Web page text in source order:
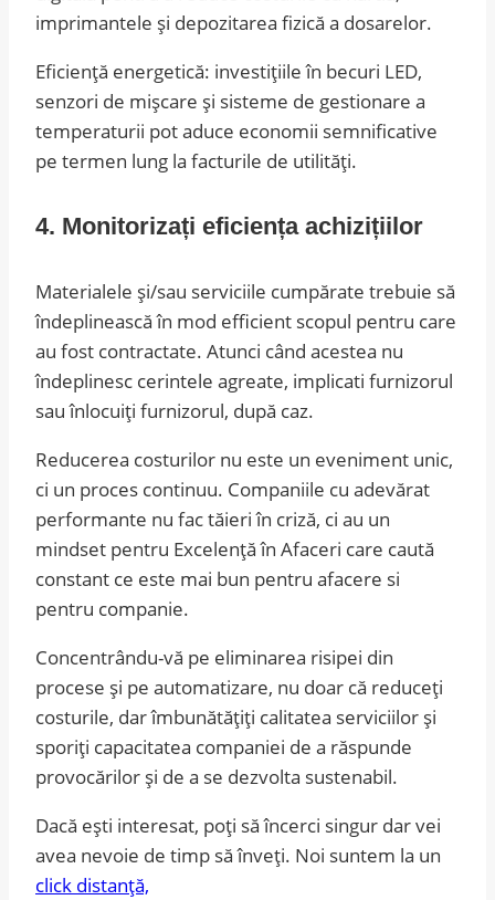
imprimantele și depozitarea fizică a dosarelor.
Eficiență energetică: investițiile în becuri LED,
senzori de mișcare și sisteme de gestionare a
temperaturii pot aduce economii semnificative
pe termen lung la facturile de utilități.
4. Monitorizați eficiența achizițiilor
Materialele și/sau serviciile cumpărate trebuie să
îndeplinească în mod efficient scopul pentru care
au fost contractate. Atunci când acestea nu
îndeplinesc cerintele agreate, implicati furnizorul
sau înlocuiți furnizorul, după caz.
Reducerea costurilor nu este un eveniment unic,
ci un proces continuu. Companiile cu adevărat
performante nu fac tăieri în criză, ci au un
mindset pentru Excelență în Afaceri care caută
constant ce este mai bun pentru afacere si
pentru companie.
Concentrându-vă pe eliminarea risipei din
procese și pe automatizare, nu doar că reduceți
costurile, dar îmbunătățiți calitatea serviciilor și
sporiți capacitatea companiei de a răspunde
provocărilor și de a se dezvolta sustenabil.
Dacă ești interesat, poți să încerci singur dar vei
avea nevoie de timp să înveți. Noi suntem la un
click distanță,